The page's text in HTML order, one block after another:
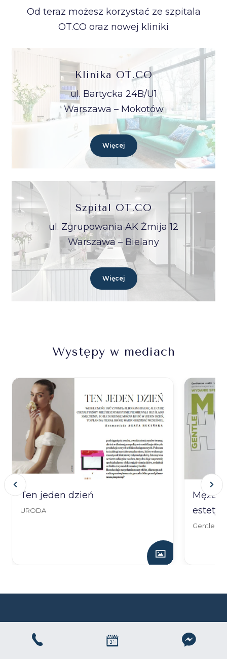
Od teraz możesz korzystać ze szpitala
OT.CO oraz nowej kliniki
Klinika OT.CO
ul. Bartycka 24B/U1
Warszawa – Mokotów
Więcej
Szpital OT.CO
ul. Zgrupowania AK Żmija 12
Warszawa – Bielany
Więcej
Występy w mediach
Ten jeden dzień
URODA